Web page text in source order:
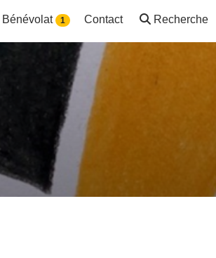
Bénévolat 1 Contact Recherche